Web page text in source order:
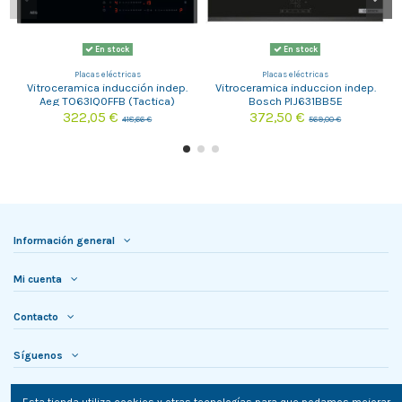
En stock
Placas eléctricas
Vitroceramica inducción indep.
Aeg TO63IQ0FFB (Tactica)
322,05 €418,66 €
En stock
Placas eléctricas
Vitroceramica induccion indep.
Bosch PIJ631BB5E
372,50 €569,00 €
Información general
Mi cuenta
Contacto
Síguenos